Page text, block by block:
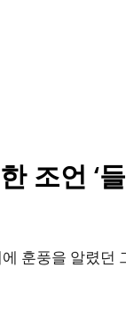
조언 ‘
훈풍을 알렸던